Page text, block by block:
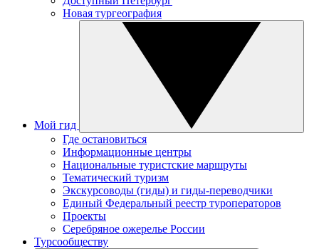
Новая тургеография
Мой гид
Где остановиться
Информационные центры
Национальные туристские маршруты
Тематический туризм
Экскурсоводы (гиды) и гиды-переводчики
Единый Федеральный реестр туроператоров
Проекты
Серебряное ожерелье России
Турсообществу